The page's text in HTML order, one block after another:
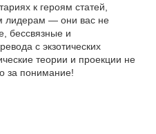
к героям статей,
лидерам — они вас не
бессвязные и
с экзотических
теории и проекции не
за понимание!